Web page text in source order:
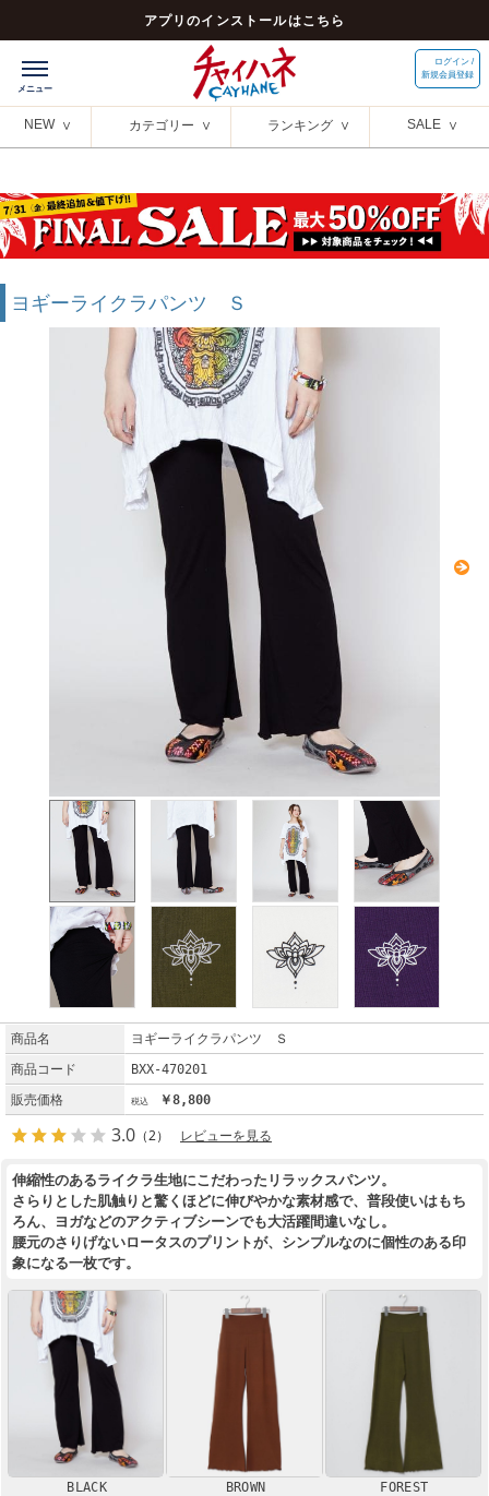
アプリのインストールはこちら
ログイン /
新規会員登録
NEW カテゴリー ランキング SALE
ヨギーライクラパンツ Ｓ
商品名
ヨギーライクラパンツ Ｓ
商品コード
BXX-470201
販売価格
￥8,800
3.0 （2） レビューを見る
伸縮性のあるライクラ生地にこだわったリラックスパンツ。
さらりとした肌触りと驚くほどに伸びやかな素材感で、普段使いはもち
ろん、ヨガなどのアクティブシーンでも大活躍間違いなし。
腰元のさりげないロータスのプリントが、シンプルなのに個性のある印
象になる一枚です。
BLACK BROWN FOREST